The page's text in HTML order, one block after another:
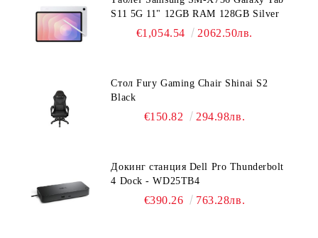
S11 5G 11" 12GB RAM 128GB Silver
€1,054.54 2062.50лв.
Стол Fury Gaming Chair Shinai S2
Black
€150.82 294.98лв.
Докинг станция Dell Pro Thunderbolt
4 Dock - WD25TB4
€390.26 763.28лв.